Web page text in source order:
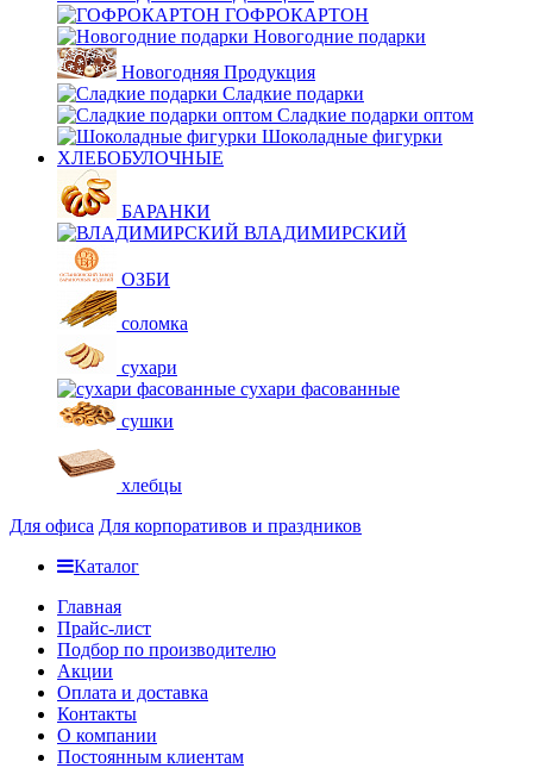
ГОФРОКАРТОН
Новогодние подарки
Новогодняя Продукция
Сладкие подарки
Сладкие подарки оптом
Шоколадные фигурки
ХЛЕБОБУЛОЧНЫЕ
БАРАНКИ
ВЛАДИМИРСКИЙ
ОЗБИ
соломка
сухари
сухари фасованные
сушки
хлебцы
Для офиса Для корпоративов и праздников
Каталог
Главная
Прайс-лист
Подбор по производителю
Акции
Оплата и доставка
Контакты
О компании
Постоянным клиентам